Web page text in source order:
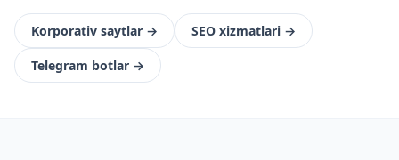
Korporativ saytlar → SEO xizmatlari →
Telegram botlar →